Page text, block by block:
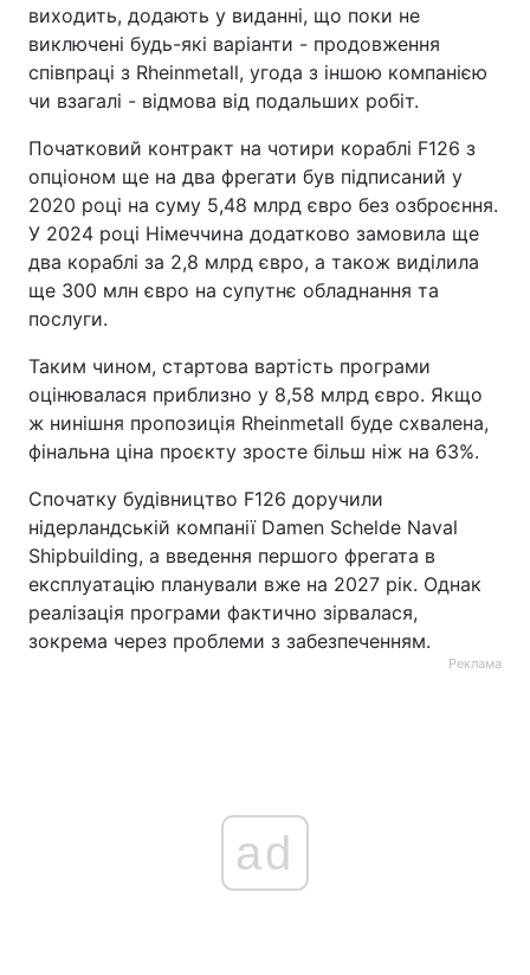
виходить, додають у виданні, що поки не
виключені будь-які варіанти - продовження
співпраці з Rheinmetall, угода з іншою компанією
чи взагалі - відмова від подальших робіт.
Початковий контракт на чотири кораблі F126 з
опціоном ще на два фрегати був підписаний у
2020 році на суму 5,48 млрд євро без озброєння.
У 2024 році Німеччина додатково замовила ще
два кораблі за 2,8 млрд євро, а також виділила
ще 300 млн євро на супутнє обладнання та
послуги.
Таким чином, стартова вартість програми
оцінювалася приблизно у 8,58 млрд євро. Якщо
ж нинішня пропозиція Rheinmetall буде схвалена,
фінальна ціна проєкту зросте більш ніж на 63%.
Спочатку будівництво F126 доручили
нідерландській компанії Damen Schelde Naval
Shipbuilding, а введення першого фрегата в
експлуатацію планували вже на 2027 рік. Однак
реалізація програми фактично зірвалася,
зокрема через проблеми з забезпеченням.
Реклама
ad